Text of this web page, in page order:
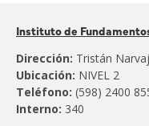
al:
Instituto de
Dirección: Tristán
Ubicación: NIVEL 2
Teléfono: (598) 2400
Interno: 340